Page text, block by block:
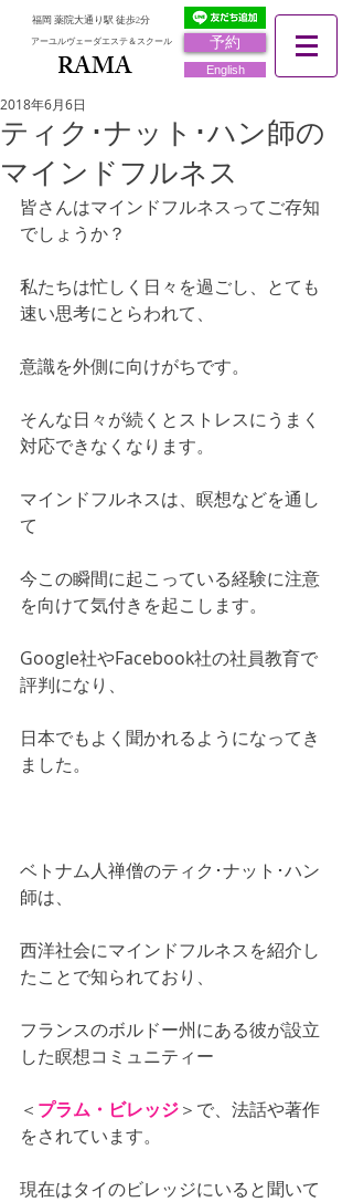
予約
福岡 薬院大通り駅 徒歩2分
アーユルヴェーダエステ＆スクール
RAMA English
ティク･ナット･ハン師の
マインドフルネス
2018年6月6日
皆さんはマインドフルネスってご存知
でしょうか？
私たちは忙しく日々を過ごし、とても
速い思考にとらわれて、
意識を外側に向けがちです。
そんな日々が続くとストレスにうまく
対応できなくなります。
マインドフルネスは、瞑想などを通し
て
今この瞬間に起こっている経験に注意
を向けて気付きを起こします。
Google社やFacebook社の社員教育で
評判になり、
日本でもよく聞かれるようになってき
ました。
ベトナム人禅僧のティク･ナット･ハン
師は、
西洋社会にマインドフルネスを紹介し
たことで知られており、
フランスのボルドー州にある彼が設立
した瞑想コミュニティー
＜ プラム・ビレッジ＞で、法話や著作
をされています。
現在はタイのビレッジにいると聞いて